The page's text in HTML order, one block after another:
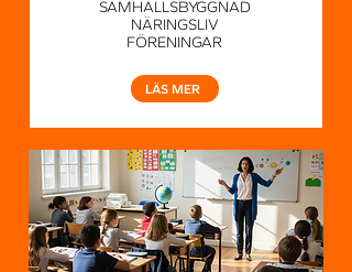
SAMHÄLLSBYGGNAD
NÄRINGSLIV
FÖRENINGAR
LÄS MER